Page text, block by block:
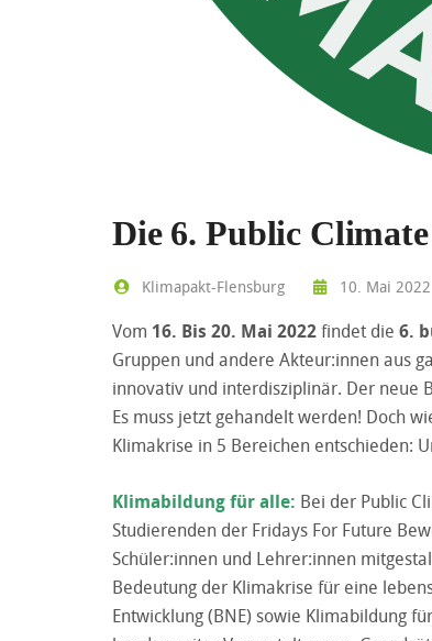
Die 6. Public
Klimapakt-Flensburg 10. Mai 2022
Vom 16. Bis 20. Mai 2022findet die 6.
Gruppen und andere Akteur:innen aus
innovativ und interdisziplinär. Der neue
Es muss jetzt gehandelt werden! Doch
Klimakrise in 5 Bereichen entschieden:
Klimabildung für alle: Bei der Public
Studierenden der Fridays For Future
Schüler:innen und Lehrer:innen
Bedeutung der Klimakrise für eine
Entwicklung (BNE) sowie Klimabildung